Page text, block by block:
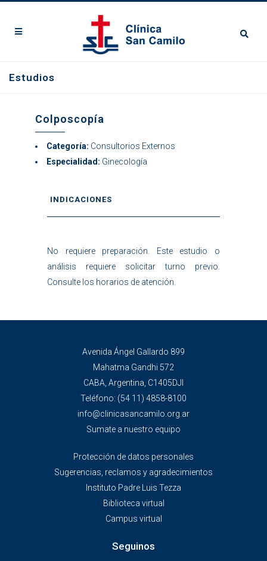
Estudios
Colposcopía
Categoría: Consultorios Externos
Especialidad: Ginecología
INDICACIONES
No requiere preparación. Este estudio o
análisis requiere solicitar turno previo.
Consulte los horarios de atención.
Avenida Ángel Gallardo 899
Mahatma Gandhi 572
CABA, Argentina, C1405DJI
Teléfono: (54 11) 4858-8100
info@clinicasancamilo.org.ar
Sumate a nuestro equipo
Protección de datos personales
Sugerencias, reclamos y agradecimientos
Instituto Padre Luis Tezza
Biblioteca virtual
Campus virtual
Seguinos